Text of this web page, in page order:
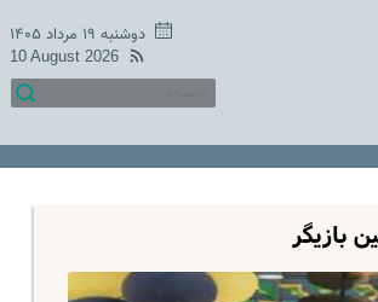
دوشنبه ۱۹ مرداد ۱۴۰۵
10 August 2026
بازیگر